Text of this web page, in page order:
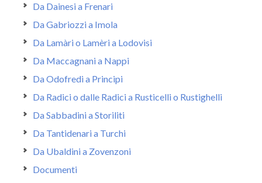
Da Dainesi a Frenari
Da Gabriozzi a Imola
Da Lamàri o Lamèri a Lodovisi
Da Maccagnani a Nappi
Da Odofredi a Principi
Da Radici o dalle Radici a Rusticelli o Rustighelli
Da Sabbadini a Storiliti
Da Tantidenari a Turchi
Da Ubaldini a Zovenzoni
Documenti